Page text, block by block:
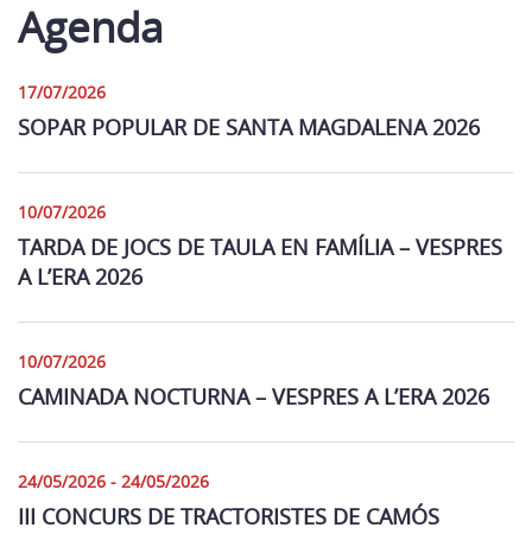
Agenda
17/07/2026
SOPAR POPULAR DE SANTA MAGDALENA 2026
10/07/2026
TARDA DE JOCS DE TAULA EN FAMÍLIA – VESPRES
A L’ERA 2026
10/07/2026
CAMINADA NOCTURNA – VESPRES A L’ERA 2026
24/05/2026 - 24/05/2026
III CONCURS DE TRACTORISTES DE CAMÓS